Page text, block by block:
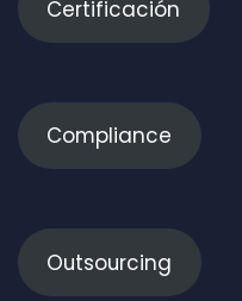
Certificación
Compliance
Outsourcing